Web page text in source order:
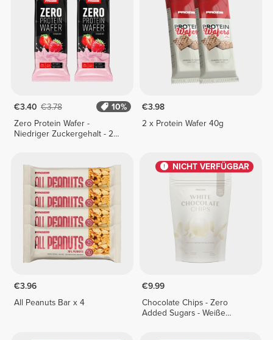
€3.40 €3.78
10%
Zero Protein Wafer -
Niedriger Zuckergehalt - 2
€3.98
2 x Protein Wafer 40g
€3.96
All Peanuts Bar x 4
NICHT VERFÜGBAR
€9.99
Chocolate Chips - Zero
Added Sugars - Weiße